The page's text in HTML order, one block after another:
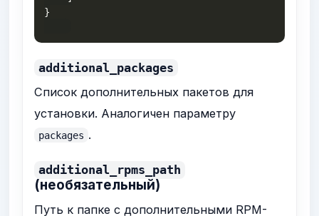
}
additional_packages
Список дополнительных пакетов для
установки. Аналогичен параметру
packages .
additional_rpms_path
(необязательный)
Путь к папке с дополнительными RPM-